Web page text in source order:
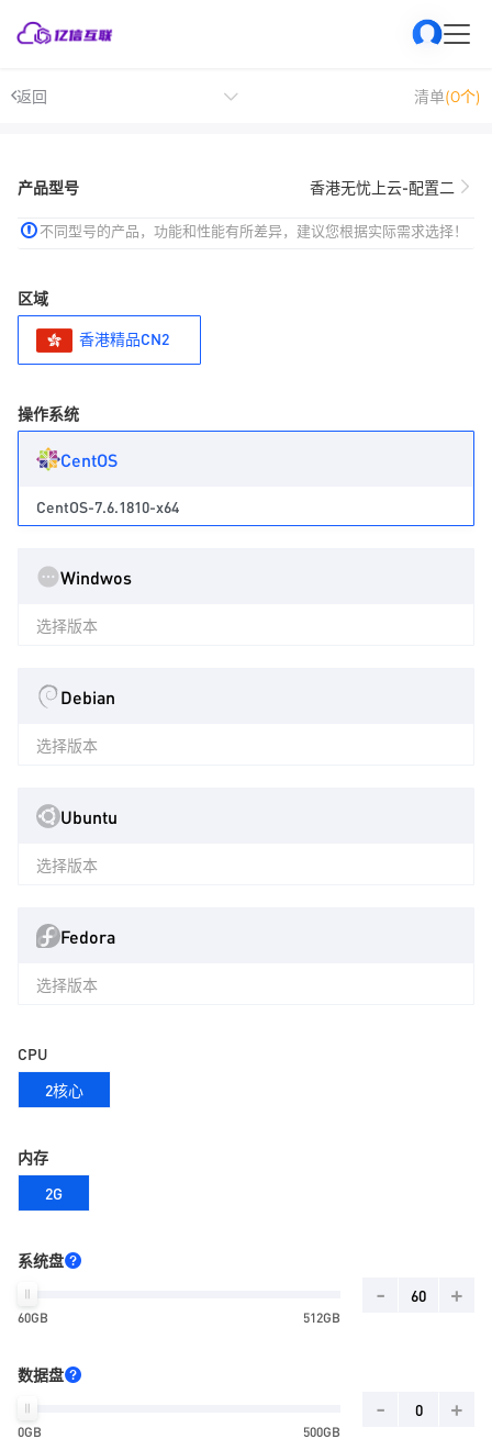
返回 清单(0个)
产品型号 香港无忧上云-配置二
不同型号的产品，功能和性能有所差异，建议您根据实际需求选择！
区域
香港精品CN2
操作系统
CentOS
CentOS-7.6.1810-x64
Windwos
选择版本
Debian
选择版本
Ubuntu
选择版本
Fedora
选择版本
CPU
2核心
内存
2G
系统盘
60GB 512GB
- +
数据盘
0GB 500GB
- +